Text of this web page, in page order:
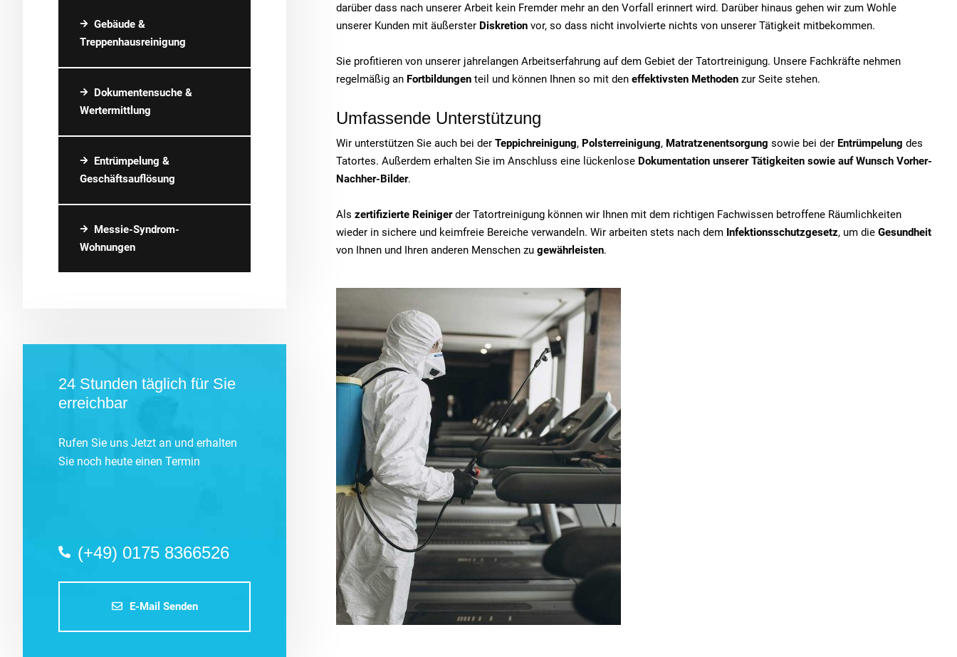
Gebäude &
Treppenhausreinigung
Dokumentensuche &
Wertermittlung
Entrümpelung &
Geschäftsauflösung
Messie-Syndrom-
Wohnungen
24 Stunden täglich für Sie
erreichbar
Rufen Sie uns Jetzt an und erhalten
Sie noch heute einen Termin
(+49) 0175 8366526
E-Mail Senden
darüber dass nach unserer Arbeit kein Fremder mehr an den Vorfall erinnert wird. Darüber hinaus gehen wir zum Wohle
unserer Kunden mit äußerster Diskretion vor, so dass nicht involvierte nichts von unserer Tätigkeit mitbekommen.
Sie profitieren von unserer jahrelangen Arbeitserfahrung auf dem Gebiet der Tatortreinigung. Unsere Fachkräfte nehmen
regelmäßig an Fortbildungen teil und können Ihnen so mit den effektivsten Methoden zur Seite stehen.
Umfassende Unterstützung
Wir unterstützen Sie auch bei der Teppichreinigung, Polsterreinigung, Matratzenentsorgung sowie bei der Entrümpelung des
Tatortes. Außerdem erhalten Sie im Anschluss eine lückenlose Dokumentation unserer Tätigkeiten sowie auf Wunsch Vorher-
Nachher-Bilder.
Als zertifizierte Reinigerder Tatortreinigung können wir Ihnen mit dem richtigen Fachwissen betroffene Räumlichkeiten
wieder in sichere und keimfreie Bereiche verwandeln. Wir arbeiten stets nach dem Infektionsschutzgesetz, um die Gesundheit
von Ihnen und Ihren anderen Menschen zu gewährleisten.